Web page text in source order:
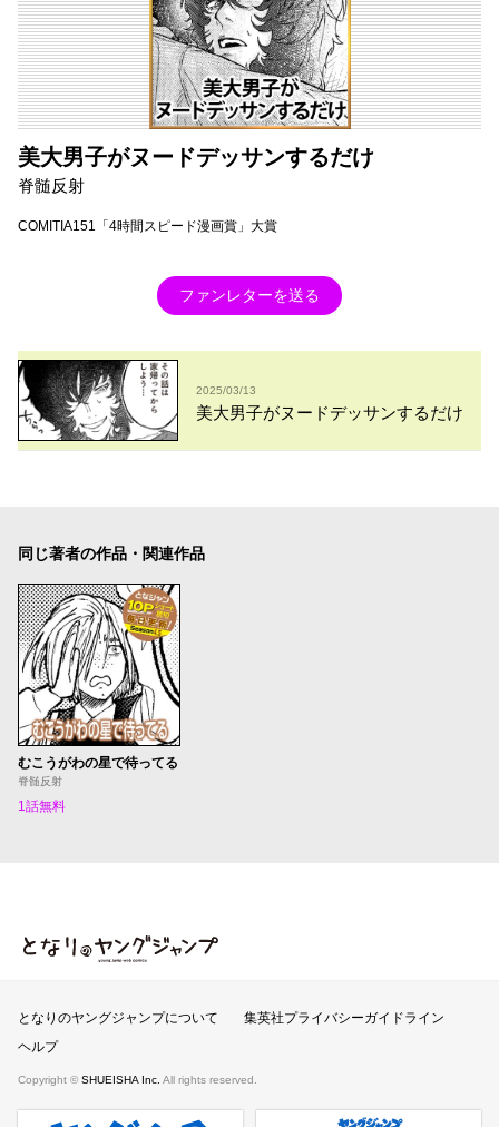
美大男子がヌードデッサンするだけ
脊髄反射
COMITIA151「4時間スピード漫画賞」大賞
ファンレターを送る
2025/03/13
美大男子がヌードデッサンするだけ
同じ著者の作品・関連作品
むこうがわの星で待ってる
脊髄反射
1話無料
となりのヤングジャンプ
となりのヤングジャンプについて
集英社プライバシーガイドライン
ヘルプ
Copyright © SHUEISHA Inc. All rights reserved.
ヤンジャンプラス 週刊ヤングジャンプ公式サイト